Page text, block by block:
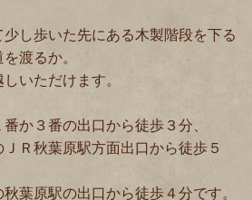
し歩いた先にある木製階段を下る
渡るか。
いただけます。
か３番の出口から徒歩３分、
Ｒ秋葉原駅方面出口から徒歩５
葉原駅の出口から徒歩４分です。